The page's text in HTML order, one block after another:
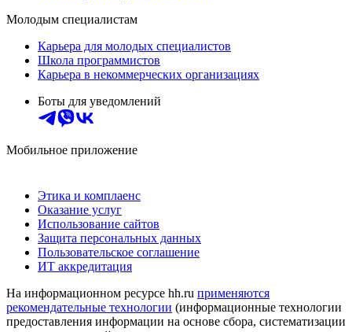
Молодым специалистам
Карьера для молодых специалистов
Школа программистов
Карьера в некоммерческих организациях
Боты для уведомлений
Мобильное приложение
Этика и комплаенс
Оказание услуг
Использование сайтов
Защита персональных данных
Пользовательское соглашение
ИТ аккредитация
На информационном ресурсе hh.ru применяются
рекомендательные технологии (информационные технологии
предоставления информации на основе сбора, систематизации